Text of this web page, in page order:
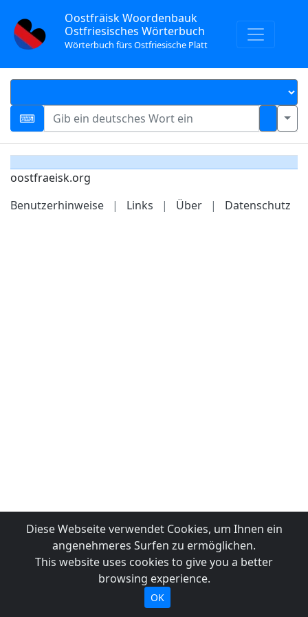
Oostfräisk Woordenbauk
Ostfriesisches Wörterbuch
Wörterbuch fürs Ostfriesische Platt
oostfraeisk.org
Benutzerhinweise
| Links | Über | Datenschutz
Diese Webseite verwendet Cookies, um Ihnen ein
angenehmeres Surfen zu ermöglichen.
This website uses cookies to give you a better
browsing experience.
OK